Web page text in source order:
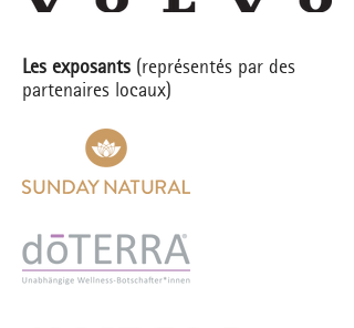
Les exposants (représentés par des
partenaires locaux)